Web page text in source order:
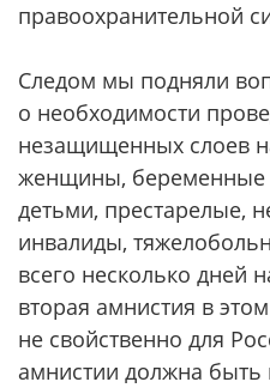
правоохранительной
Следом мы подняли
о необходимости
незащищенных слоев
женщины, беременные
детьми, престарелые,
инвалиды,
всего несколько дней
вторая амнистия в
не свойственно для
амнистии должна